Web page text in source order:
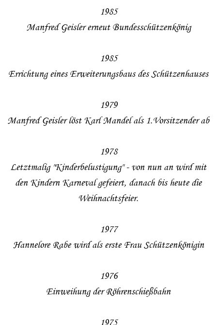
1985
Manfred Geisler erneut Bundesschützenkönig
1985
Errichtung eines Erweiterungsbaus des Schützenhauses
1979
Manfred Geisler löst Karl Mandel als 1.Vorsitzender ab
1978
Letztmalig "Kinderbelustigung" - von nun an wird mit
den Kindern Karneval gefeiert, danach bis heute die
Weihnachtsfeier.
1977
Hannelore Rabe wird als erste Frau Schützenkönigin
1976
Einweihung der Röhrenschießbahn